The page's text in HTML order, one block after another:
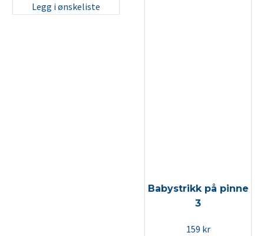
Legg i ønskeliste
Babystrikk på pinne
3
159 kr